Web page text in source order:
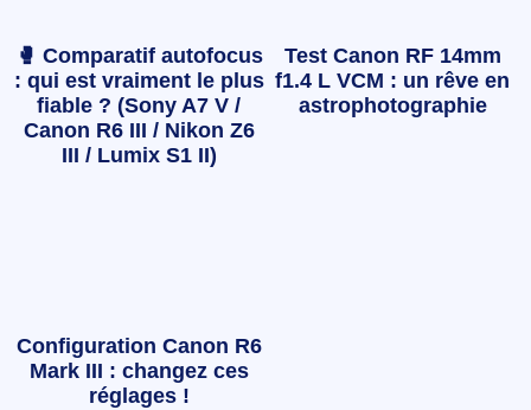
🥊 Comparatif autofocus
: qui est vraiment le plus
fiable ? (Sony A7 V /
Canon R6 III / Nikon Z6
III / Lumix S1 II)
Test Canon RF 14mm
f1.4 L VCM : un rêve en
astrophotographie
Configuration Canon R6
Mark III : changez ces
réglages !